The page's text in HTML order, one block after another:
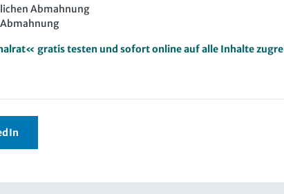
Abmahnung
gratis testen und sofort online auf alle Inhalte